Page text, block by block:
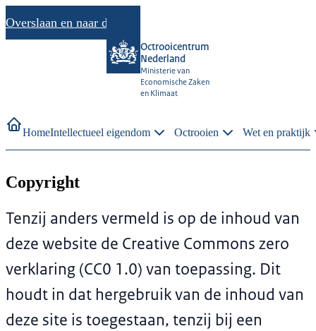
Overslaan en naar de inhoud gaan
Octrooicentrum
Nederland
Ministerie van
Economische Zaken
en Klimaat
HomeIntellectueel eigendom Octrooien Wet en praktijk
Copyright
Tenzij anders vermeld is op de inhoud van
deze website de Creative Commons zero
verklaring (CC0 1.0) van toepassing. Dit
houdt in dat hergebruik van de inhoud van
deze site is toegestaan, tenzij bij een